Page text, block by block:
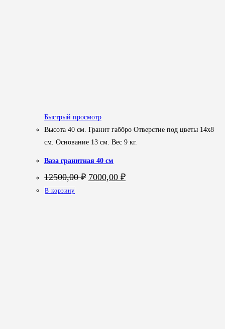
Быстрый просмотр
Высота 40 см. Гранит габбро Отверстие под цветы 14х8
см. Основание 13 см. Вес 9 кг.
Ваза гранитная 40 см
12500,00₽ Первоначальная
7000,00 ₽Текущая
В корзину